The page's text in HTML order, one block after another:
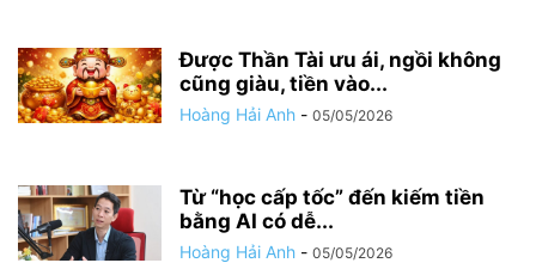
Được Thần Tài ưu ái, ngồi không
cũng giàu, tiền vào...
Hoàng Hải Anh - 05/05/2026
Từ “học cấp tốc” đến kiếm tiền
bằng AI có dễ...
Hoàng Hải Anh - 05/05/2026